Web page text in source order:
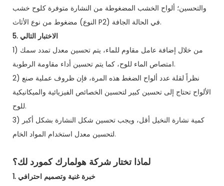
والتحسين؛ ألواح الخشب المضغوطة من النشارة متوفرة كلوح خشب
مضغوط من نوع الأثاث (النوع P2) في الحالة الجافة.
5. الاختبار التالي
1) من خلال إضافة عامل مقاوم للماء، يتم تحسين معدل تمدد سمك
امتصاص الماء للوح، كما يتم تحسين أداء مقاومة الرطوبة.
2) نظراً لقلة عدد ألواح الضغط هذه المرة، فإن ظروف عملية صنع
الألواح تحتاج إلى تحسين كبير لتحسين الخصائص الفيزيائية والميكانيكية
للوح.
3) كمية نشارة النخيل أقل، ويجب تحسين شكل النشارة بشكل أكبر
لتحسين معدل استخدام المواد الخام.
لماذا تختار شركة هولمارك كمورد لك؟
1. خبرة غنية وتصميم احترافي